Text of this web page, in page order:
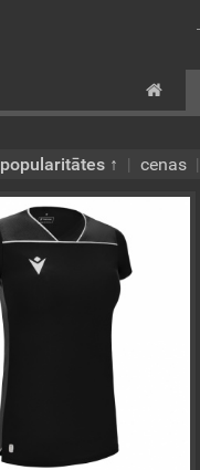
popularitātes ↑ | cenas |